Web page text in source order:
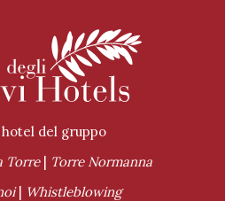
del gruppo
Torre| Torre Normanna
| Whistleblowing